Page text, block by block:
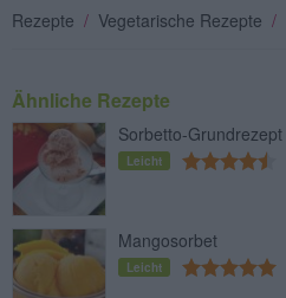
Rezepte / Vegetarische Rezepte /
Ähnliche Rezepte
Sorbetto-Grundrezept
Leicht
Mangosorbet
Leicht